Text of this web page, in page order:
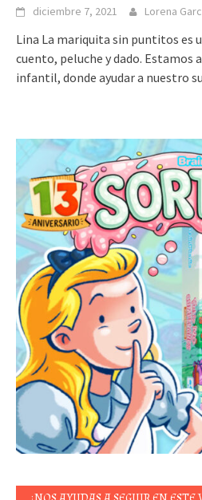
diciembre 7, 2021 Lorena
Lina La mariquita sin puntitos es
cuento, peluche y dado. Estamos
infantil, donde ayudar a nuestro